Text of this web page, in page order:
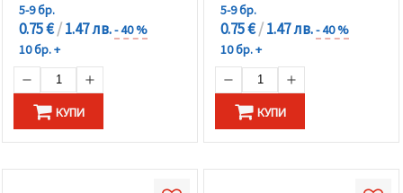
5-9 бр.
0.75 €/1.47 лв.- 40 %
10 бр. +
КУПИ
5-9 бр.
0.75 €/1.47 лв.- 40 %
10 бр. +
КУПИ